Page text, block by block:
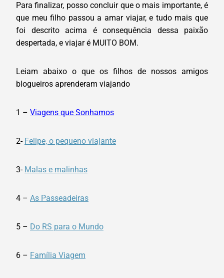
Para finalizar, posso concluir que o mais importante, é
que meu filho passou a amar viajar, e tudo mais que
foi descrito acima é consequência dessa paixão
despertada, e viajar é MUITO BOM.
Leiam abaixo o que os filhos de nossos amigos
blogueiros aprenderam viajando
1 – Viagens que Sonhamos
2- Felipe, o pequeno viajante
3- Malas e malinhas
4 – As Passeadeiras
5 – Do RS para o Mundo
6 – Família Viagem